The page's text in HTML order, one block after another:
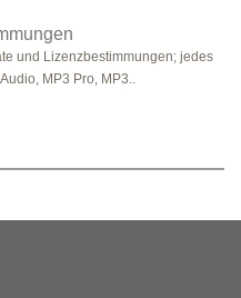
und Lizenzbestimmungen; jedes
MP3 Pro, MP3..